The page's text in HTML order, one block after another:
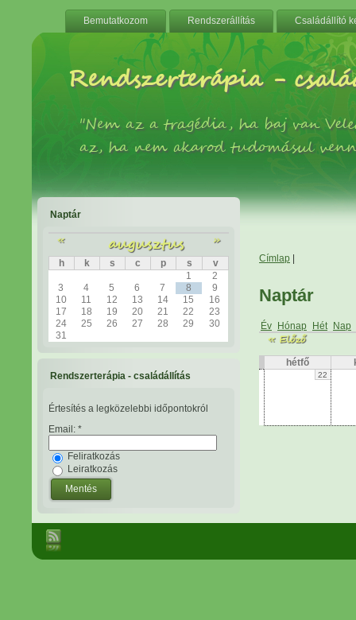
Bemutatkozom Rendszerállítás Családállító
Rendszerterápia -
"Nem az a tragédia, ha baj van
az, ha nem akarod tudomásul
Naptár
« augusztus »
h k s c p s
v
1
2
3
4 5 6 7 8
9
10
11 12 13 14 15
16
17
18 19 20 21 22
23
24
25 26 27 28 29
30
31
Rendszerterápia - családállítás
Értesítés a legközelebbi időpontokról
Email: *
Feliratkozás
Leiratkozás
Címlap
Naptár
Év Hónap Hét Nap
« Előző
hétfő
22